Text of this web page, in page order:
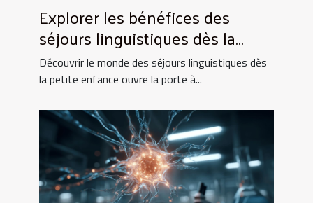
Explorer les bénéfices des
séjours linguistiques dès la
petite enfance
Découvrir le monde des séjours linguistiques dès
la petite enfance ouvre la porte à...